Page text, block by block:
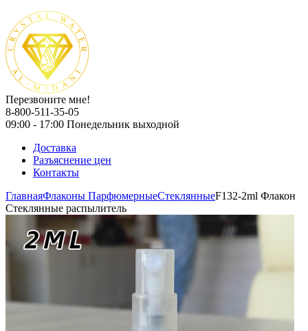
Перезвоните мне!
8-800-511-35-05
09:00 - 17:00 Понедельник выходной
Доставка
Разъяснение цен
Контакты
ГлавнаяФлаконы ПарфюмерныеСтеклянныеF132-2ml Флакон
Стеклянные распылитель